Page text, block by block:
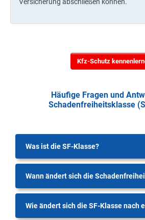
Kfz-Schutz
Häufige Fragen und
Schadenfreiheitsklasse
Was ist die SF-Klasse?
Wann ändert sich die
Wie ändert sich die SF-Klasse nach